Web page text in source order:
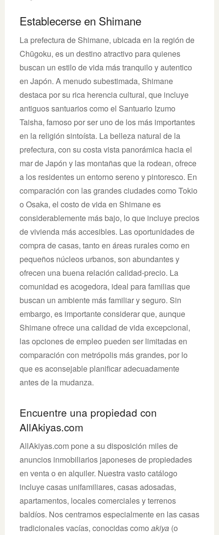
Establecerse en Shimane
La prefectura de Shimane, ubicada en la región de
Chūgoku, es un destino atractivo para quienes
buscan un estilo de vida más tranquilo y autentico
en Japón. A menudo subestimada, Shimane
destaca por su rica herencia cultural, que incluye
antiguos santuarios como el Santuario Izumo
Taisha, famoso por ser uno de los más importantes
en la religión sintoísta. La belleza natural de la
prefectura, con su costa vista panorámica hacia el
mar de Japón y las montañas que la rodean, ofrece
a los residentes un entorno sereno y pintoresco. En
comparación con las grandes ciudades como Tokio
o Osaka, el costo de vida en Shimane es
considerablemente más bajo, lo que incluye precios
de vivienda más accesibles. Las oportunidades de
compra de casas, tanto en áreas rurales como en
pequeños núcleos urbanos, son abundantes y
ofrecen una buena relación calidad-precio. La
comunidad es acogedora, ideal para familias que
buscan un ambiente más familiar y seguro. Sin
embargo, es importante considerar que, aunque
Shimane ofrece una calidad de vida excepcional,
las opciones de empleo pueden ser limitadas en
comparación con metrópolis más grandes, por lo
que es aconsejable planificar adecuadamente
antes de la mudanza.
Encuentre una propiedad con
AllAkiyas.com
AllAkiyas.com pone a su disposición miles de
anuncios inmobiliarios japoneses de propiedades
en venta o en alquiler. Nuestra vasto catálogo
incluye casas unifamiliares, casas adosadas,
apartamentos, locales comerciales y terrenos
baldíos. Nos centramos especialmente en las casas
tradicionales vacías, conocidas como akiya (o